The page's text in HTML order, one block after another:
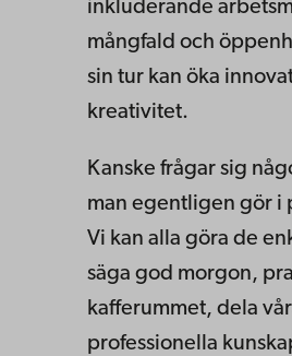
inkluderande
mångfald och
sin tur kan öka
kreativitet.
Kanske frågar sig
man egentligen gör i
Vi kan alla göra de
säga god morgon,
kafferummet, dela
professionella